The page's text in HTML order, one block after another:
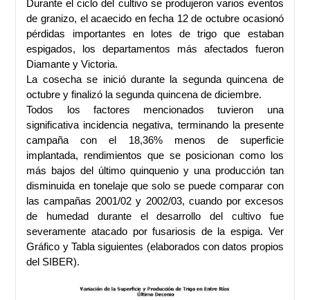
Durante el ciclo del cultivo se produjeron varios eventos
de granizo, el acaecido en fecha 12 de octubre ocasionó
pérdidas importantes en lotes de trigo que estaban
espigados, los departamentos más afectados fueron
Diamante y Victoria.
La cosecha se inició durante la segunda quincena de
octubre y finalizó la segunda quincena de diciembre.
Todos los factores mencionados tuvieron una
significativa incidencia negativa, terminando la presente
campaña con el 18,36% menos de superficie
implantada, rendimientos que se posicionan como los
más bajos del último quinquenio y una producción tan
disminuida en tonelaje que solo se puede comparar con
las campañas 2001/02 y 2002/03, cuando por excesos
de humedad durante el desarrollo del cultivo fue
severamente atacado por fusariosis de la espiga. Ver
Gráfico y Tabla siguientes (elaborados con datos propios
del SIBER).